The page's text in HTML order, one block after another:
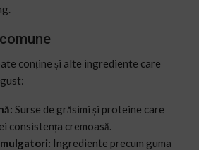
conține și alte ingrediente care
Surse de grăsimi și proteine care
consistența cremoasă.
Ingrediente precum guma